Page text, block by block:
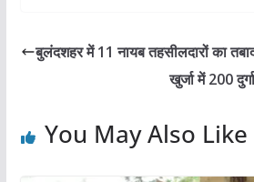
बुलंदशहर में 11 नायब तहसीलदारों का
खुर्जा में 200
You May Also Like